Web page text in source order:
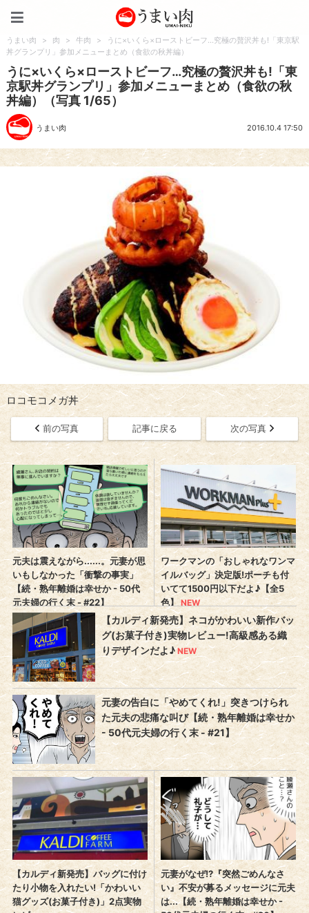
うまい肉 > 肉 > 牛肉 >
うに×いくら×ローストビーフ…究極の贅沢丼も!「東京駅
丼グランプリ」参加メニューまとめ（食欲の秋丼編）
うに×いくら×ローストビーフ…究極の贅沢丼も!「東
京駅丼グランプリ」参加メニューまとめ（食欲の秋
丼編）（写真 1/65）
うまい肉 2016.10.4 17:50
ロコモコメガ丼
前の写真 記事に戻る 次の写真